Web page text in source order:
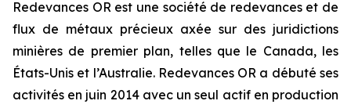
Redevances OR est une société de redevances et de
flux de métaux précieux axée sur des juridictions
minières de premier plan, telles que le Canada, les
États-Unis et l’Australie. Redevances OR a débuté ses
activités en juin 2014 avec un seul actif en production